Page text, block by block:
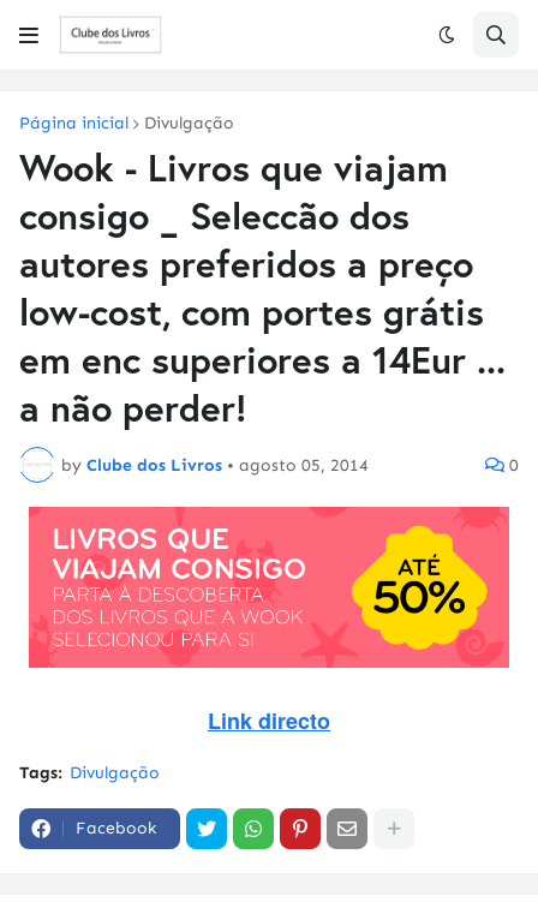
Página inicial Divulgação
Wook - Livros que viajam
consigo _ Seleccão dos
autores preferidos a preço
low-cost, com portes grátis
em enc superiores a 14Eur ...
a não perder!
by Clube dos Livros • agosto 05, 2014 0
Link directo
Tags: Divulgação
Facebook